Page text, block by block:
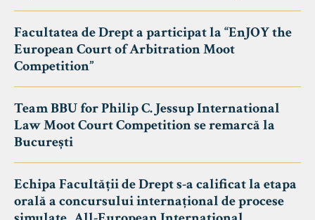
Facultatea de Drept a participat la “EnJOY the
European Court of Arbitration Moot
Competition”
Team BBU for Philip C. Jessup International
Law Moot Court Competition se remarcă la
București
Echipa Facultății de Drept s-a calificat la etapa
orală a concursului internațional de procese